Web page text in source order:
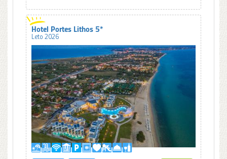
Hotel Portes Lithos 5*
Leto 2026